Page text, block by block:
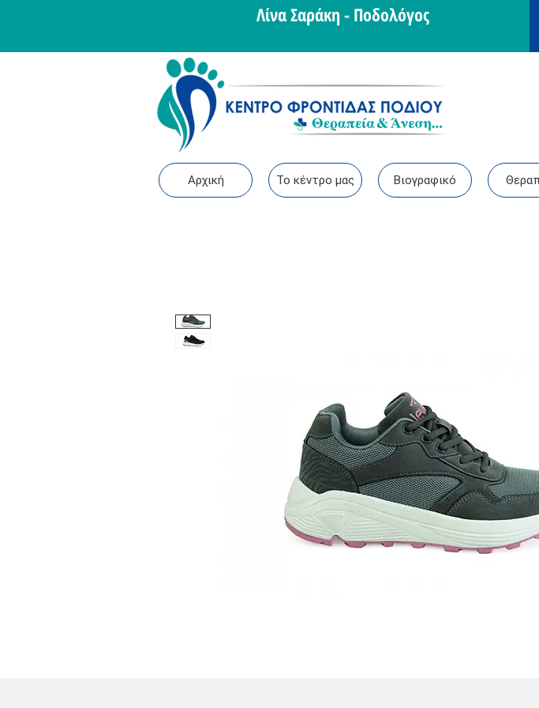
Λίνα Σαράκη - Ποδολόγος
Αρχική Το κέντρο μας Βιογραφικό